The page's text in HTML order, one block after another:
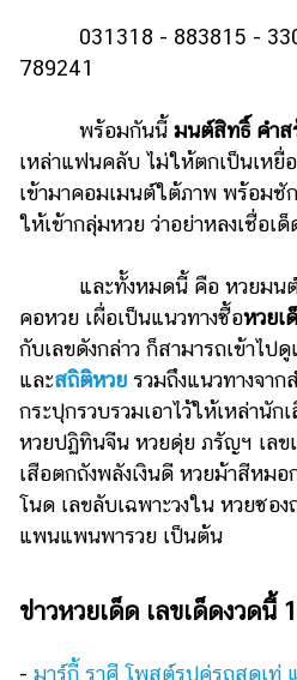
คอร์ส
ออนไลน์
ออนไลน์
ติดต่อ
โฆษณา
ปัญหา
ร่วม
งาน
กับ
เรา
031318 - 883815 -
789241
พร้อมกันนี้ มนต์สิทธิ์ คำส
เหล่าแฟนคลับ ไม่ให้ตกเป็นเหยื่
เข้ามาคอมเมนต์ใต้ภาพ พร้อมชั
ให้เข้ากลุ่มหวย ว่าอย่าหลงเชื่อเ
และทั้งหมดนี้ คือ หวยมน
คอหวย เผื่อเป็นแนวทางซื้อหวยเ
กับเลขดังกล่าว ก็สามารถเข้าไปดู
และสถิติหวย รวมถึงแนวทางจา
กระปุกรวบรวมเอาไว้ให้เหล่านัก
หวยปฏิทินจีน หวยดุ่ย ภรัญฯ เลข
เสือตกถังพลังเงินดี หวยม้าสีหม
โนด เลขลับเฉพาะวงใน หวยซอง
แพนแพนพารวย เป็นต้น
ข่าวหวยเด็ด เลขเด็ดงวดนี้
- มาร์กี้ ราศี โพสต์รูปคู่รถสุดเท่